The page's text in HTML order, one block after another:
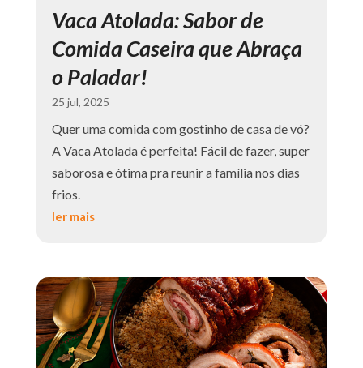
Vaca Atolada: Sabor de
Comida Caseira que Abraça
o Paladar!
25 jul, 2025
Quer uma comida com gostinho de casa de vó?
A Vaca Atolada é perfeita! Fácil de fazer, super
saborosa e ótima pra reunir a família nos dias
frios.
ler mais